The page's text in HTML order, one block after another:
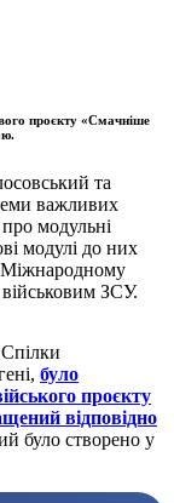
проєкту «Смачніше
та
важливих
модульні
модулі до них
ЗСУ.
було
проєкту
відповідно
було створено у